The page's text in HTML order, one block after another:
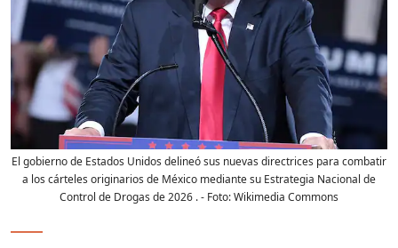
El gobierno de Estados Unidos delineó sus nuevas directrices para combatir
a los cárteles originarios de México mediante su Estrategia Nacional de
Control de Drogas de 2026 .- Foto:Wikimedia Commons